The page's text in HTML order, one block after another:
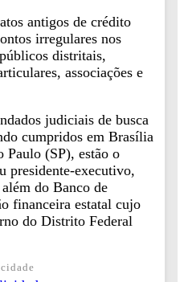
antigos de crédito
irregulares nos
distritais,
associações e
judiciais de busca
cumpridos em Brasília
(SP), estão o
presidente-executivo,
do Banco de
financeira estatal cujo
do Distrito Federal